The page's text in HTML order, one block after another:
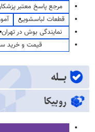
مرجع پاسخ معتبر
قطعات لباسشویی
نمایندگی بوش در تهران
قیمت و خرید